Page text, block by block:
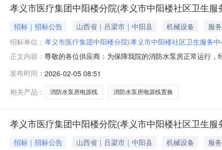
孝义市医疗集团中阳楼分院(孝义市中阳楼社区卫生
招标｜招标公告 山西省｜吕梁市｜中阳县 机械设备
服务
招标单位： 孝义市医疗集团中阳楼分院(孝义市中阳楼社区卫生服务
正文内容： 尊敬的各位供应商：为保障我院的消防水泵房正常运行
具有依法缴纳税收和社会保障资金的良好记录；5.参加
代理商参加；8.本次消防水泵房电
发布时间： 2026-02-05 08:51
相关产品：
消防水泵房电源线 消防水泵房电源线置换
孝义市医疗集团中阳楼分院(孝义市中阳楼社区卫生
招标｜招标公告 山西省｜吕梁市｜中阳县 机械设备
服务